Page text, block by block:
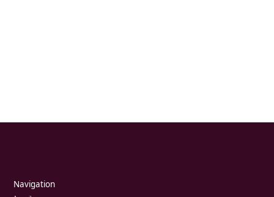
Navigation